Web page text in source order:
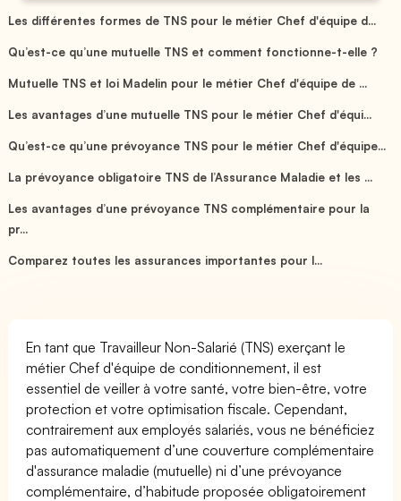
Les différentes formes de TNS pour le métier Chef d'équipe d...
Qu’est-ce qu’une mutuelle TNS et comment fonctionne-t-elle ?
Mutuelle TNS et loi Madelin pour le métier Chef d'équipe de ...
Les avantages d’une mutuelle TNS pour le métier Chef d'équi...
Qu’est-ce qu’une prévoyance TNS pour le métier Chef d'équipe...
La prévoyance obligatoire TNS de l’Assurance Maladie et les ...
Les avantages d’une prévoyance TNS complémentaire pour la
pr...
Comparez toutes les assurances importantes pour l...
En tant que Travailleur Non-Salarié (TNS) exerçant le
métier Chef d'équipe de conditionnement, il est
essentiel de veiller à votre santé, votre bien-être, votre
protection et votre optimisation fiscale. Cependant,
contrairement aux employés salariés, vous ne bénéficiez
pas automatiquement d’une couverture complémentaire
d'assurance maladie (mutuelle) ni d’une prévoyance
complémentaire, d’habitude proposée obligatoirement